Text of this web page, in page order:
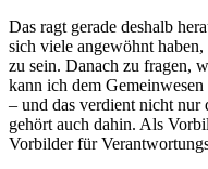
Das ragt gerade deshalb
sich viele angewöhnt
zu sein. Danach zu fragen,
kann ich dem
– und das verdient nicht
gehört auch dahin. Als
Vorbilder für